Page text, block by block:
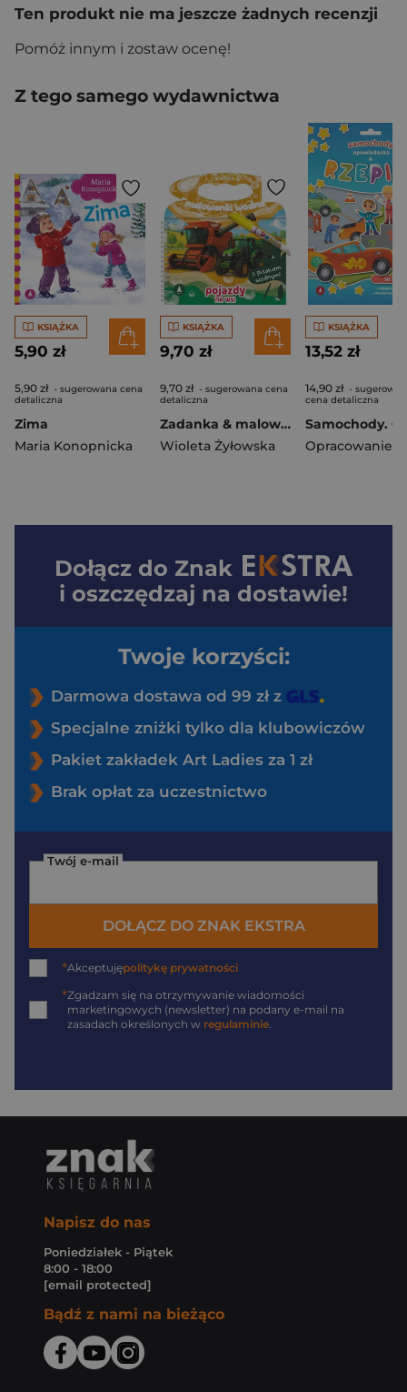
Ten produkt nie ma jeszcze żadnych recenzji
Pomóż innym i zostaw ocenę!
Z tego samego wydawnictwa
KSIĄŻKA
5,90 zł
5,90 zł - sugerowana cena
detaliczna
Zima
Maria Konopnicka
KSIĄŻKA
9,70 zł
9,70 zł - sugerowana cena
detaliczna
Zadanka & malowanki wodne. Pojazdy na wsi
Wioleta Żyłowska
KSIĄŻKA
13,52 zł
14,90 zł -
cena detaliczna
Dołącz do Znak
i oszczędzaj na dostawie!
Twoje korzyści:
Darmowa dostawa od 99 zł z
Specjalne zniżki tylko dla klubowiczów
Pakiet zakładek Art Ladies za 1 zł
Brak opłat za uczestnictwo
Twój e-mail
DOŁĄCZ DO ZNAK EKSTRA
*Akceptujępolitykę prywatności
*Zgadzam się na otrzymywanie wiadomości
marketingowych (newsletter) na podany e-mail na
zasadach określonych w regulaminie.
Napisz do nas
Poniedziałek - Piątek
8:00 - 18:00
[email protected]
Bądź z nami na bieżąco